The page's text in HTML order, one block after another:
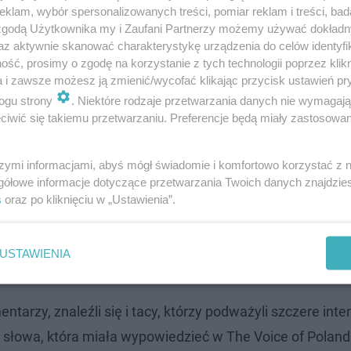
się nie spodziewała. Wokalistka zamieściła na
fragmenty pierwszego koncertu Sanah
Jak wiecie nie pierwszy jej koncert,
trasa. Ważny moment dla każdego
"Nasz Kwiatuszku". Śpiewaj nam
Twoich wspaniałych fanów - napisała.
znaleźli się i tacy, którzy podważyli szczere
która miała wypowiedzieć w The Voice of
wybór spersonalizowanych treści, pomiar reklam i treści,
Użytkownika my i Zaufani Partnerzy możemy używać
aktywnie skanować charakterystykę urządzenia do celów
prosimy o zgodę na korzystanie z tych technologii poprzez
i zawsze możesz ją zmienić/wycofać klikając przycisk ustawień
strony
. Niektóre rodzaje przetwarzania danych nie
się takiemu przetwarzaniu. Preferencje będą miały
informacjami, abyś mógł świadomie i komfortowo korzystać z
informacje dotyczące przetwarzania Twoich danych
oraz po kliknięciu w „Ustawienia”.
USTAWIENIA